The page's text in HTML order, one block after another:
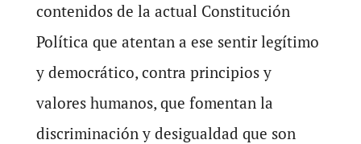
contenidos de la actual Constitución
Política que atentan a ese sentir legítimo
y democrático, contra principios y
valores humanos, que fomentan la
discriminación y desigualdad que son